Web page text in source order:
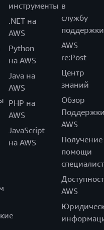
инструменты
.NET на
AWS
Python
на AWS
Java на
AWS
PHP на
AWS
JavaScript
на AWS
в
службу
поддержки
AWS
re:Post
Центр
знаний
Обзор
AWS
Получение
помощи
AWS